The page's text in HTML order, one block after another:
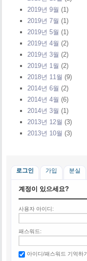
2019년 9월 (1)
2019년 7월 (1)
2019년 5월 (1)
2019년 4월 (2)
2019년 3월 (2)
2019년 1월 (2)
2018년 11월 (9)
2014년 6월 (2)
2014년 4월 (6)
2014년 3월 (1)
2013년 12월 (3)
2013년 10월 (3)
로그인 가입 분실
계정이 있으세요?
사용자 아이디:
패스워드:
아이디/패스워드 기억하기